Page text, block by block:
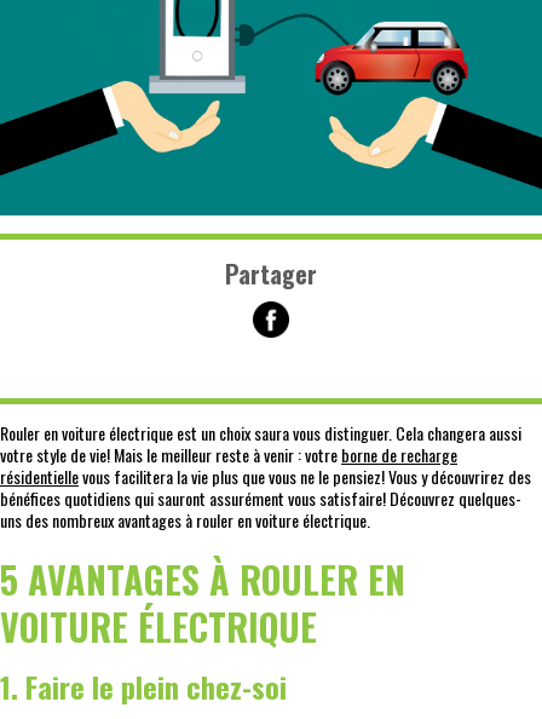
Partager
Rouler en voiture électrique est un choix saura vous distinguer. Cela changera aussi
votre style de vie! Mais le meilleur reste à venir : votreborne de recharge
résidentiellevous facilitera la vie plus que vous ne le pensiez! Vous y découvrirez des
bénéfices quotidiens qui sauront assurément vous satisfaire! Découvrez quelques-
uns des nombreux avantages à rouler en voiture électrique.
5 AVANTAGES À ROULER EN
VOITURE ÉLECTRIQUE
1. Faire le plein chez-soi